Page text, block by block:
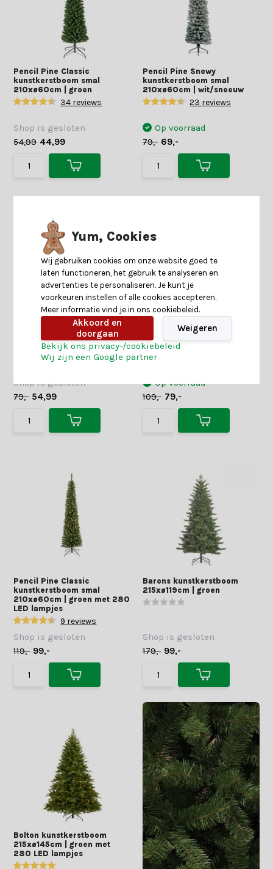
Pencil Pine Classic
kunstkerstboom smal
210xø60cm | groen
34 reviews
Shop is gesloten
54,99 44,99
Pencil Pine Snowy
kunstkerstboom smal
210xø60cm | wit/sneeuw
23 reviews
Op voorraad
79,- 69,-
Rovinj Pine kunstkerstboom
210xø96cm | wit/met
sneeuw
Shop is gesloten
79,- 54,99
Straja kunstkerstboom
210xø109cm | groen
Op voorraad
109,- 79,-
Pencil Pine Classic
kunstkerstboom smal
210xø60cm | groen met 280
LED lampjes
9 reviews
Shop is gesloten
119,- 99,-
Barons kunstkerstboom
215xø119cm | groen
Shop is gesloten
179,- 99,-
Bolton kunstkerstboom
215xø145cm | groen met
280 LED lampjes
Yum, Cookies
Wij gebruiken cookies om onze website goed te
laten functioneren, het gebruik te analyseren en
advertenties te personaliseren. Je kunt je
voorkeuren instellen of alle cookies accepteren.
Meer informatie vind je in ons cookiebeleid.
Akkoord en
doorgaan
Weigeren
Bekijk ons privacy-/cookiebeleid
Wij zijn een Google partner